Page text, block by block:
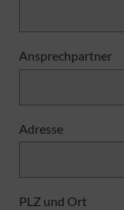
Ansprechpartner
Adresse
PLZ und Ort